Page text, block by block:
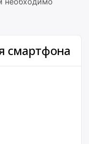
смартфона